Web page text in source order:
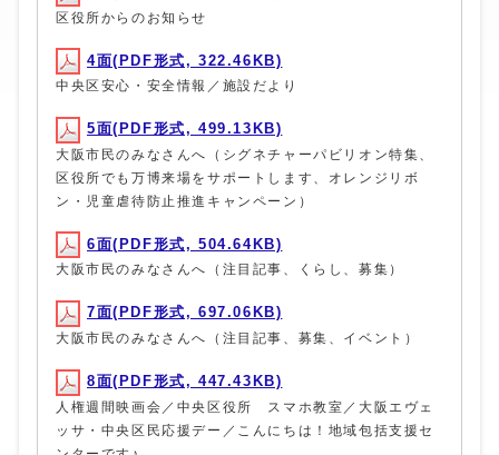
区役所からのお知らせ
4面(PDF形式, 322.46KB)
中央区安心・安全情報／施設だより
5面(PDF形式, 499.13KB)
大阪市民のみなさんへ（シグネチャーパビリオン特集、
区役所でも万博来場をサポートします、オレンジリボ
ン・児童虐待防止推進キャンペーン）
6面(PDF形式, 504.64KB)
大阪市民のみなさんへ（注目記事、くらし、募集）
7面(PDF形式, 697.06KB)
大阪市民のみなさんへ（注目記事、募集、イベント）
8面(PDF形式, 447.43KB)
人権週間映画会／中央区役所 スマホ教室／大阪エヴェ
ッサ・中央区民応援デー／こんにちは！地域包括支援セ